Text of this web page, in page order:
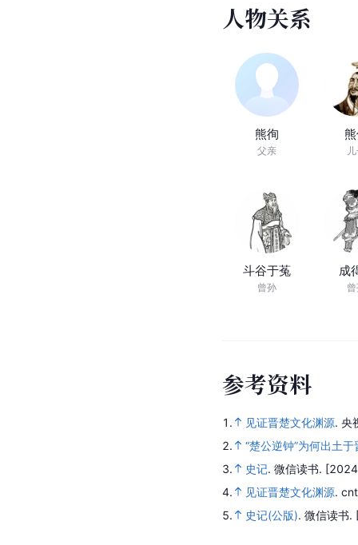
人物关系
熊徇
父亲
斗谷于菟
曾孙
成
参考资料
1. 见证晋楚文化渊源. 央
2.
“楚公逆钟”为何出土
3.
史记. 微信读书.
4.
见证晋楚文化渊源.
5.
史记(公版). 微信读书.